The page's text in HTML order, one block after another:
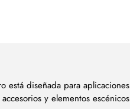
está diseñada para
y elementos